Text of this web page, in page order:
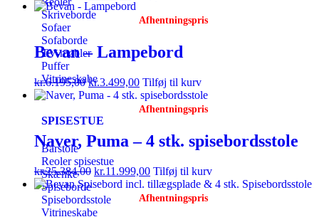
Skriveborde
Sofaer
Sofaborde
TV-møbler
Puffer
Vitrineskabe
SPISESTUE
Barstole
Reoler spisestue
Skænke
Spiseborde
Spisebordsstole
Vitrineskabe
Afhentningspris
Bevan – Lampebord
kr.6.195,00 kr.3.499,00 Tilføj til kurv
Afhentningspris
Naver, Puma – 4 stk. spisebordsstole
kr.25.384,00 kr.11.999,00 Tilføj til kurv
Afhentningspris